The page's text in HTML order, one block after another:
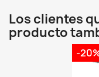
Los clientes
producto
-